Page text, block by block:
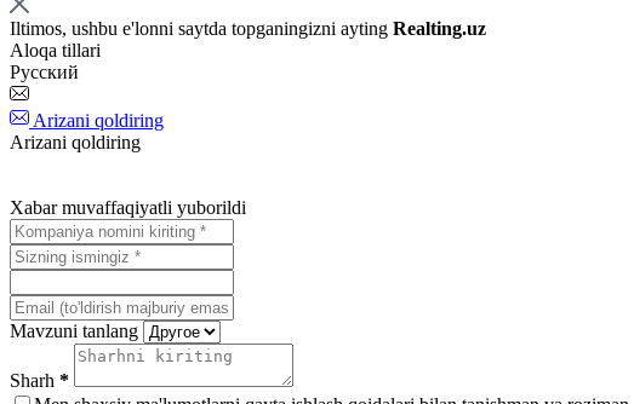
Iltimos, ushbu e'lonni saytda topganingizni ayting Realting.uz
Aloqa tillari
Русский
Arizani qoldiring
Arizani qoldiring
Xabar muvaffaqiyatli yuborildi
Mavzuni tanlang
Sharh *